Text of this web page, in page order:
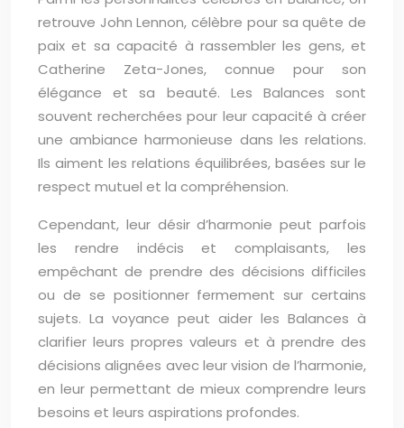
retrouve John Lennon, célèbre pour sa quête de
paix et sa capacité à rassembler les gens, et
Catherine Zeta-Jones, connue pour son
élégance et sa beauté. Les Balances sont
souvent recherchées pour leur capacité à créer
une ambiance harmonieuse dans les relations.
Ils aiment les relations équilibrées, basées sur le
respect mutuel et la compréhension.
Cependant, leur désir d’harmonie peut parfois
les rendre indécis et complaisants, les
empêchant de prendre des décisions difficiles
ou de se positionner fermement sur certains
sujets. La voyance peut aider les Balances à
clarifier leurs propres valeurs et à prendre des
décisions alignées avec leur vision de l’harmonie,
en leur permettant de mieux comprendre leurs
besoins et leurs aspirations profondes.